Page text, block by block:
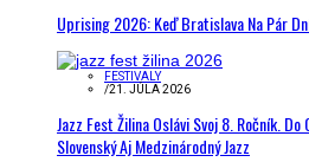
Uprising 2026: Keď Bratislava Na Pár
FESTIVALY
/21. JÚLA 2026
Jazz Fest Žilina Oslávi Svoj 8. Ročník.
Slovenský Aj Medzinárodný Jazz